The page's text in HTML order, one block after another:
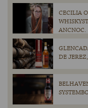
CECILIA
ANCNOC.
DE